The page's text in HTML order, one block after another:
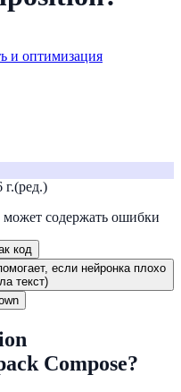
и оптимизация
г.(ред.)
может содержать ошибки
код
если нейронка плохо
текст)
Compose?